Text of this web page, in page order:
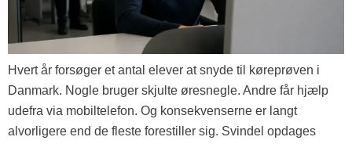
Hvert år forsøger et antal elever at snyde til køreprøven i
Danmark. Nogle bruger skjulte øresnegle. Andre får hjælp
udefra via mobiltelefon. Og konsekvenserne er langt
alvorligere end de fleste forestiller sig. Svindel opdages